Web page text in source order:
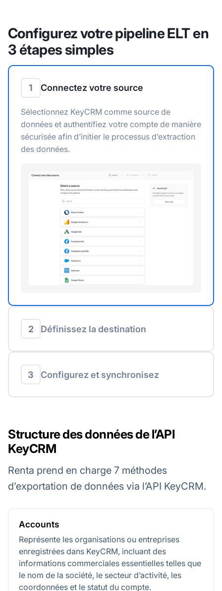
Configurez votre pipeline ELT en
3 étapes simples
1 Connectez votre source
Sélectionnez KeyCRM comme source de
données et authentifiez votre compte de manière
sécurisée afin d’initier le processus d’extraction
des données.
2 Définissez la destination
3 Configurez et synchronisez
Structure des données de l’API
KeyCRM
Renta prend en charge 7 méthodes
d’exportation de données via l’API KeyCRM.
Accounts
Représente les organisations ou entreprises
enregistrées dans KeyCRM, incluant des
informations commerciales essentielles telles que
le nom de la société, le secteur d’activité, les
coordonnées et le statut du compte.